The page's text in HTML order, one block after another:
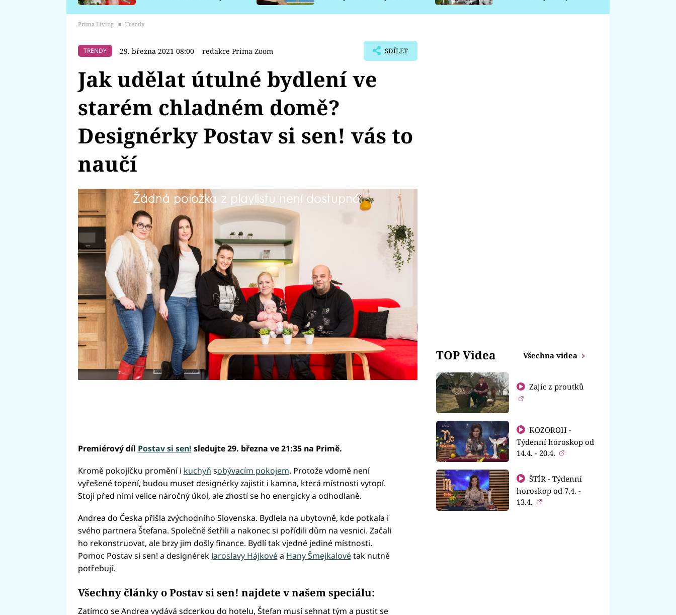
Prima Living ■ Trendy
TRENDY 29. března 2021 08:00 redakce Prima Zoom SDÍLET
Jak udělat útulné bydlení ve
starém chladném domě?
Designérky Postav si sen! vás to
naučí
Žádná položka z playlistu není dostupná.
Andrea, Štefan a jejich dcerka Mia bydlí v jedné místnosti ve starém
vesnickém domě. Uvnitř je chladno a peníze na rekonstrukci došly.
Andrea by si přála hlavně pokojík pro Miu, ale když designérky
Jaroslava Hájková a Hana Šmejkalová vidí, v jakém stavu dům je, u
pokoje nezůstane.
Premiérový díl Postav si sen! sledujte 29. března ve 21:35 na Primě.
Kromě pokojíčku promění i kuchyň sobývacím pokojem. Protože vdomě není
vyřešené topení, budou muset designérky zajistit i kamna, která místnosti vytopí.
Stojí před nimi velice náročný úkol, ale zhostí se ho energicky a odhodlaně.
Andrea do Česka přišla zvýchodního Slovenska. Bydlela na ubytovně, kde potkala i
svého partnera Štefana. Společně šetřili a nakonec si pořídili dům na vesnici. Začali
ho rekonstruovat, ale brzy jim došly finance. Bydlí tak vjedné jediné místnosti.
Pomoc Postav si sen! a designérek Jaroslavy Hájkovéa Hany Šmejkalovétak nutně
potřebují.
Všechny články o Postav si sen! najdete v našem speciálu:
Zatímco se Andrea vydává sdcerkou do hotelu, Štefan musí sehnat tým a pustit se
TOP Videa Všechna videa
Zajíc z proutků
KOZOROH -
Týdenní horoskop od
14.4. - 20.4.
ŠTÍR - Týdenní
horoskop od 7.4. -
13.4.